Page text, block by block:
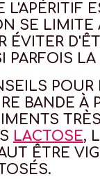
L'APÉRITIF
SE LIMITE
ÉVITER
PARFOIS LA
POUR
BANDE À
LACTOSE,
ÊTRE